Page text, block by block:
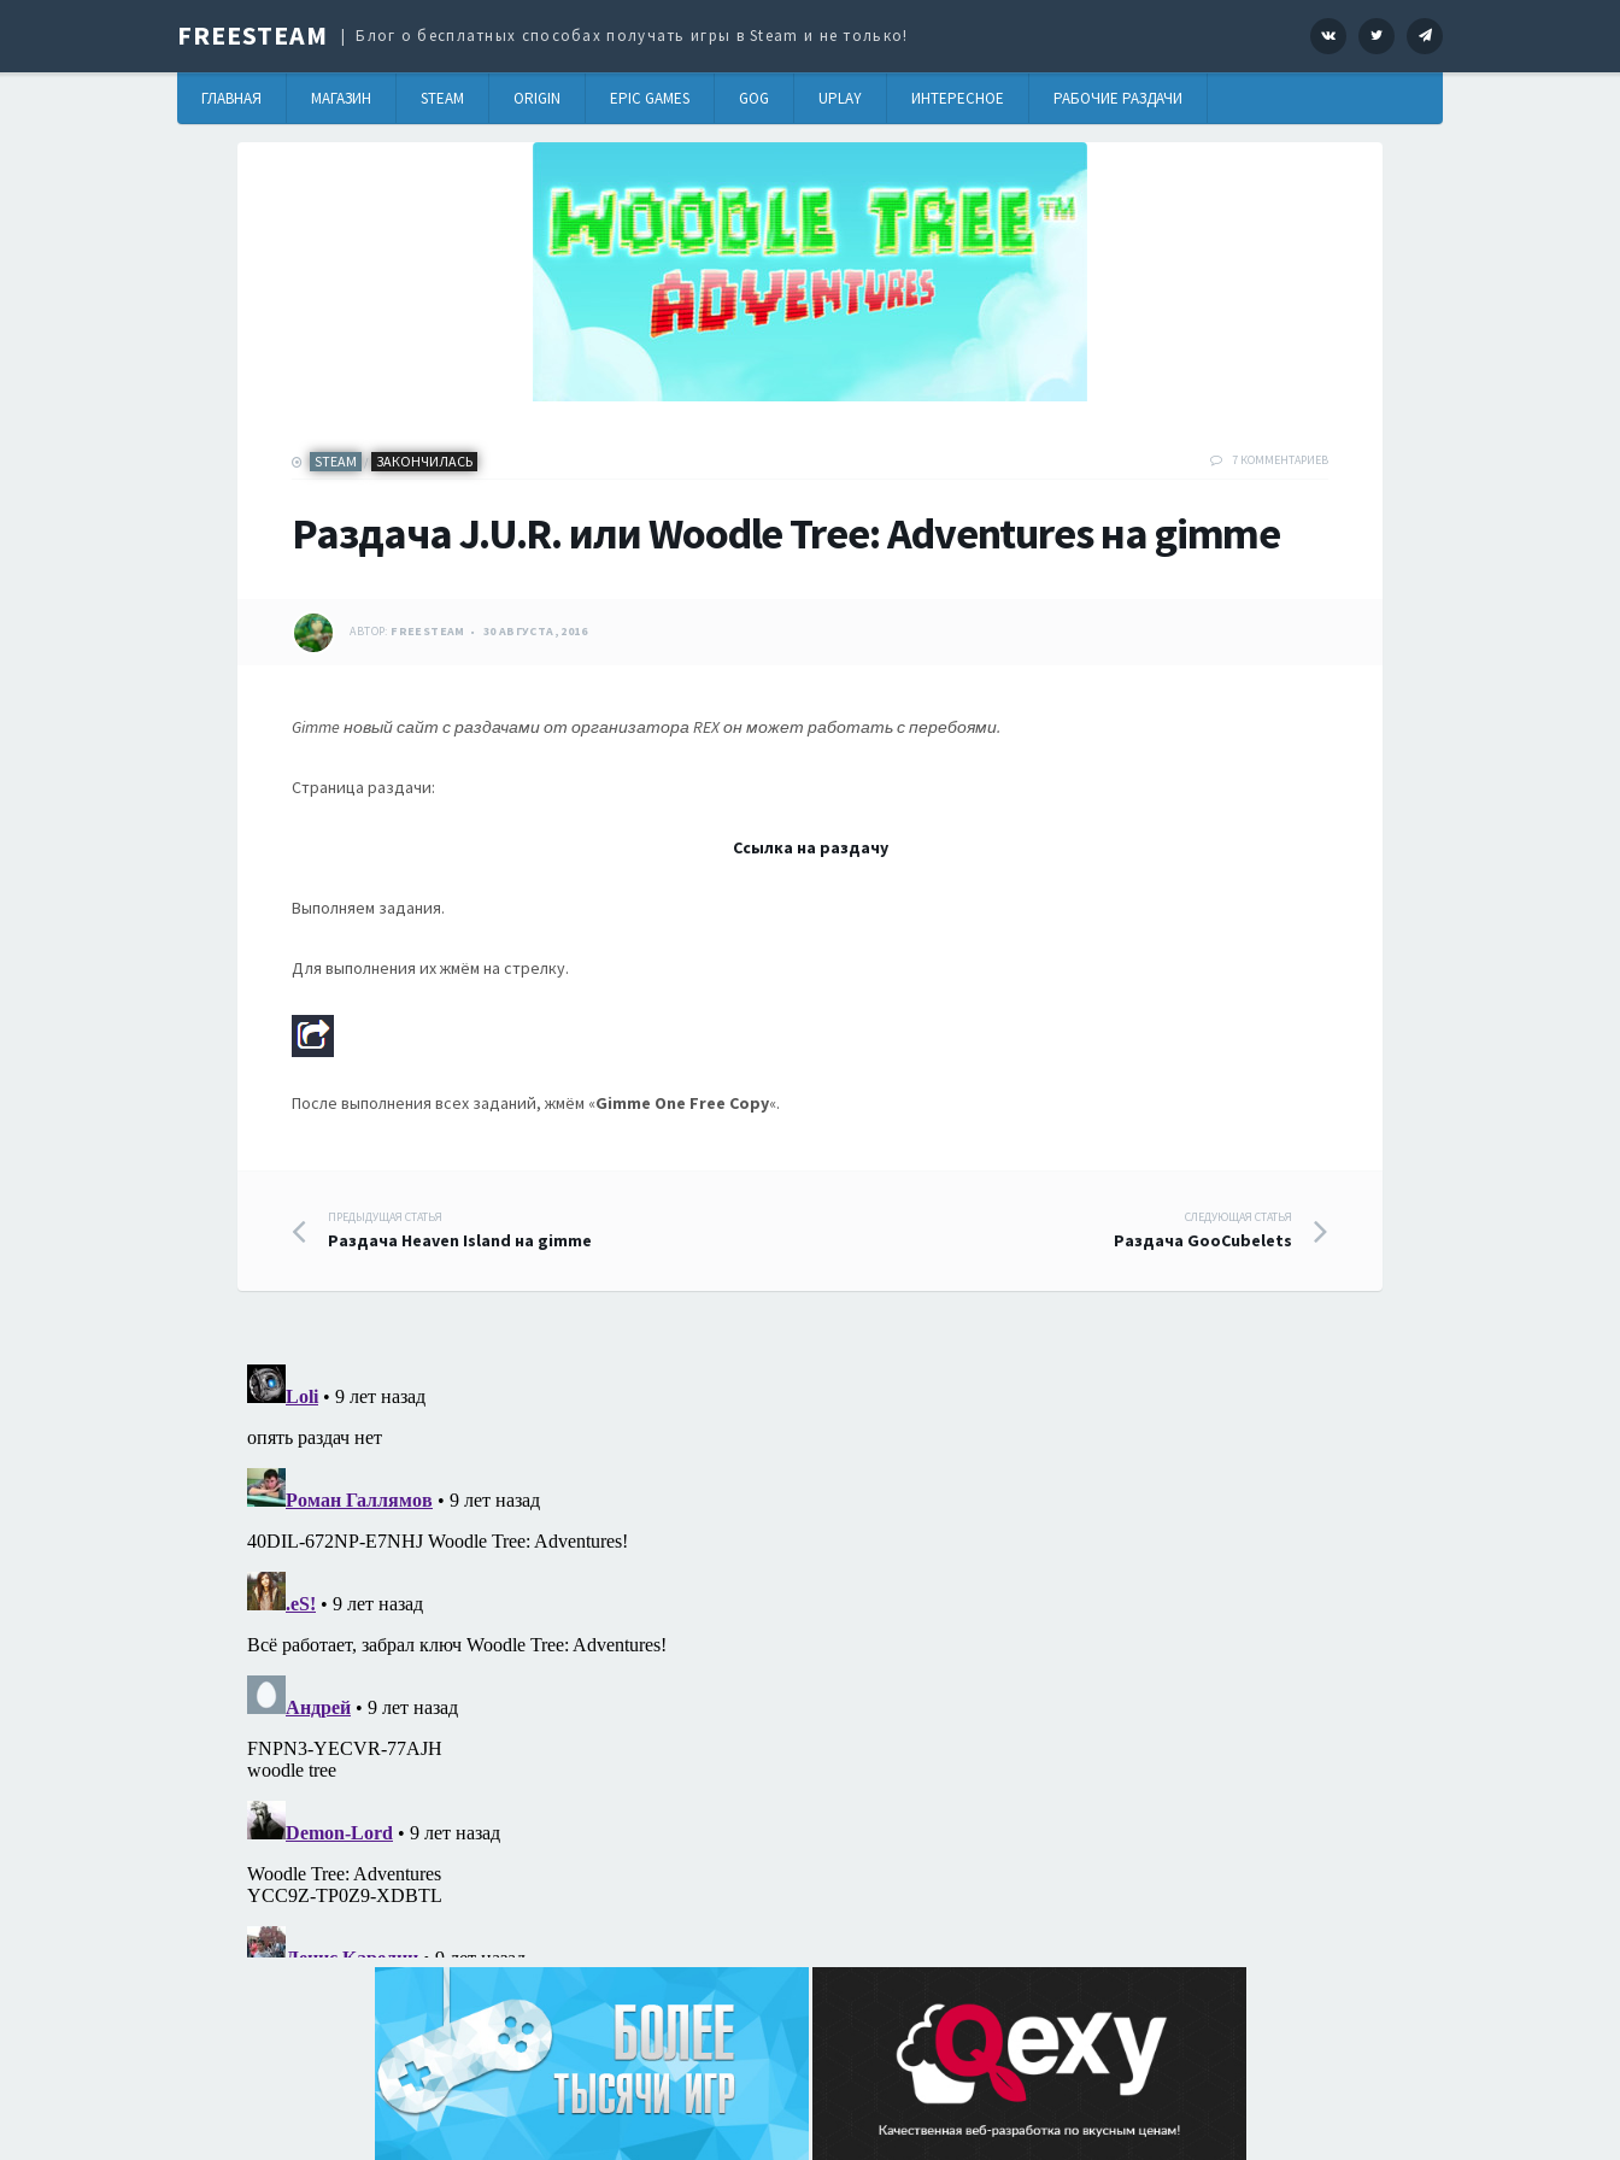
FREESTEAM Блог о бесплатных способах получать игры в Steam и не только! VK Twitter
ГЛАВНАЯ МАГАЗИН STEAM ORIGIN EPIC GAMES GOG UPLAY ИНТЕРЕСНОЕ РАБОЧИЕ РАЗДАЧИ
STEAM / ЗАКОНЧИЛАСЬ 7 КОММЕНТАРИЕВ
Раздача J.U.R. или Woodle Tree: Adventures на gimme
АВТОР: FREESTEAM 30 АВГУСТА, 2016
Gimme новый сайт с раздачами от организатора REX он может работать с перебоями.
Страница раздачи:
Ссылка на раздачу
Выполняем задания.
Для выполнения их жмём на стрелку.
После выполнения всех заданий, жмём «Gimme One Free Copy«.
Навигация
по
ПРЕДЫДУЩАЯ СТАТЬЯ
Раздача Heaven Island на gimme
СЛЕДУЮЩАЯ СТАТЬЯ
Раздача GooCubelets